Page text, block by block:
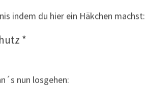
dem Lilienstein im
erschuf eine wunderschöne
indem du hier ein Häkchen machst:
*
nun losgehen: